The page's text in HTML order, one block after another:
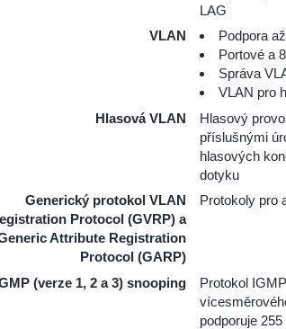
LAG
VLAN
Podpora
Portové a
Správa
VLAN pro
Hlasová VLAN
Hlasový
příslušnými
hlasových
dotyku
Generický protokol VLAN
Protocol (GVRP) a
Attribute Registration
Protocol (GARP)
Protokoly pro
(verze 1, 2 a 3) snooping
Protokol
podporuje